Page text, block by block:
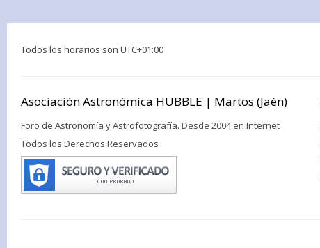
Todos los horarios son UTC+01:00
Asociación Astronómica HUBBLE | Martos (Jaén)
Foro de Astronomía y Astrofotografía. Desde 2004 en Internet
Todos los Derechos Reservados